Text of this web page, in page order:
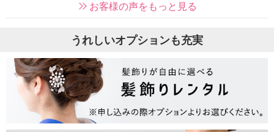
お客様の声をもっと見る
うれしいオプションも充実